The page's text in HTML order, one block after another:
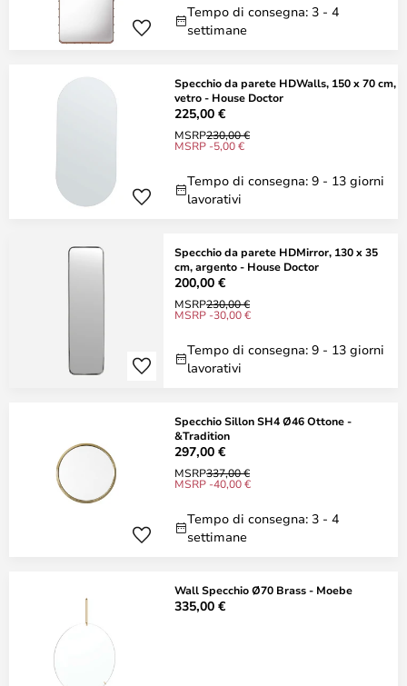
Tempo di consegna: 3 - 4
settimane
Specchio da parete HDWalls, 150 x 70 cm,
vetro - House Doctor
225,00 €
MSRP230,00 €
MSRP -5,00 €
Tempo di consegna: 9 - 13 giorni
lavorativi
Specchio da parete HDMirror, 130 x 35
cm, argento - House Doctor
200,00 €
MSRP230,00 €
MSRP -30,00 €
Tempo di consegna: 9 - 13 giorni
lavorativi
Specchio Sillon SH4 Ø46 Ottone -
&Tradition
297,00 €
MSRP337,00 €
MSRP -40,00 €
Tempo di consegna: 3 - 4
settimane
Wall Specchio Ø70 Brass - Moebe
335,00 €